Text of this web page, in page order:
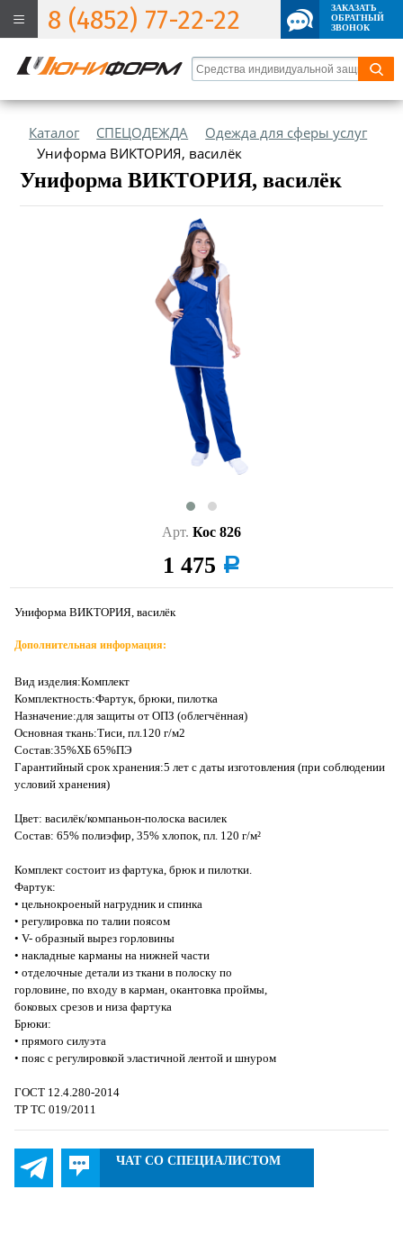
8 (4852) 77-22-22
ЗАКАЗАТЬ
ОБРАТНЫЙ
ЗВОНОК
Каталог СПЕЦОДЕЖДА
Одежда для сферы услуг
Униформа ВИКТОРИЯ, василёк
Униформа ВИКТОРИЯ, василёк
Арт. Кос 826
1 475 a
Униформа ВИКТОРИЯ, василёк
Дополнительная информация:
Вид изделия:Комплект
Комплектность:Фартук, брюки, пилотка
Назначение:для защиты от ОПЗ (облегчённая)
Основная ткань:Тиси, пл.120 г/м2
Состав:35%ХБ 65%ПЭ
Гарантийный срок хранения:5 лет с даты изготовления (при соблюдении
условий хранения)
Цвет: василёк/компаньон-полоска василек
Состав: 65% полиэфир, 35% хлопок, пл. 120 г/м²
Комплект состоит из фартука, брюк и пилотки.
Фартук:
• цельнокроеный нагрудник и спинка
• регулировка по талии поясом
• V- образный вырез горловины
• накладные карманы на нижней части
• отделочные детали из ткани в полоску по
горловине, по входу в карман, окантовка проймы,
боковых срезов и низа фартука
Брюки:
• прямого силуэта
• пояс с регулировкой эластичной лентой и шнуром
ГОСТ 12.4.280-2014
ТР ТС 019/2011
ЧАТ СО СПЕЦИАЛИСТОМ